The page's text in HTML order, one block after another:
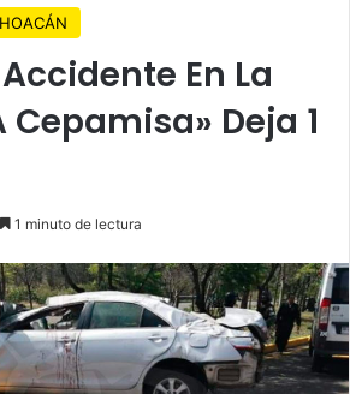
En La
Cepamisa» Deja 1
1 minuto de lectura